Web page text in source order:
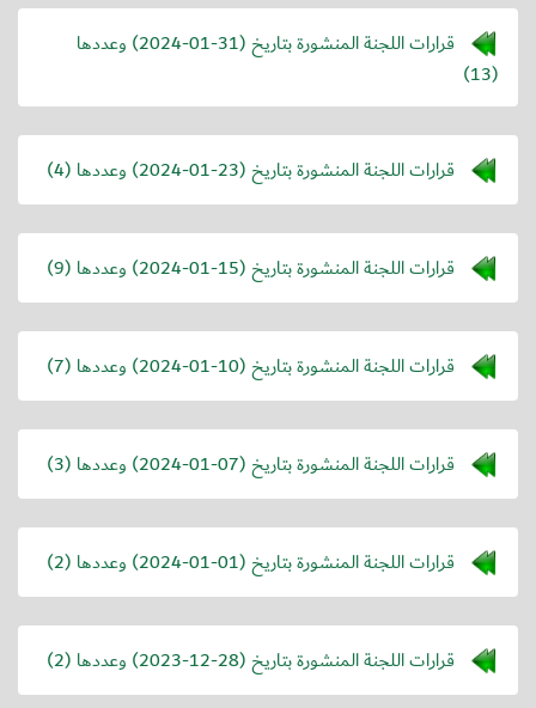
قرارات اللجنة المنشورة بتاريخ (2024-01-31) وعددها
(13)
قرارات اللجنة المنشورة بتاريخ (2024-01-23) وعددها (4)
قرارات اللجنة المنشورة بتاريخ (2024-01-15) وعددها (9)
قرارات اللجنة المنشورة بتاريخ (2024-01-10) وعددها (7)
قرارات اللجنة المنشورة بتاريخ (2024-01-07) وعددها (3)
قرارات اللجنة المنشورة بتاريخ (2024-01-01) وعددها (2)
قرارات اللجنة المنشورة بتاريخ (2023-12-28) وعددها (2)